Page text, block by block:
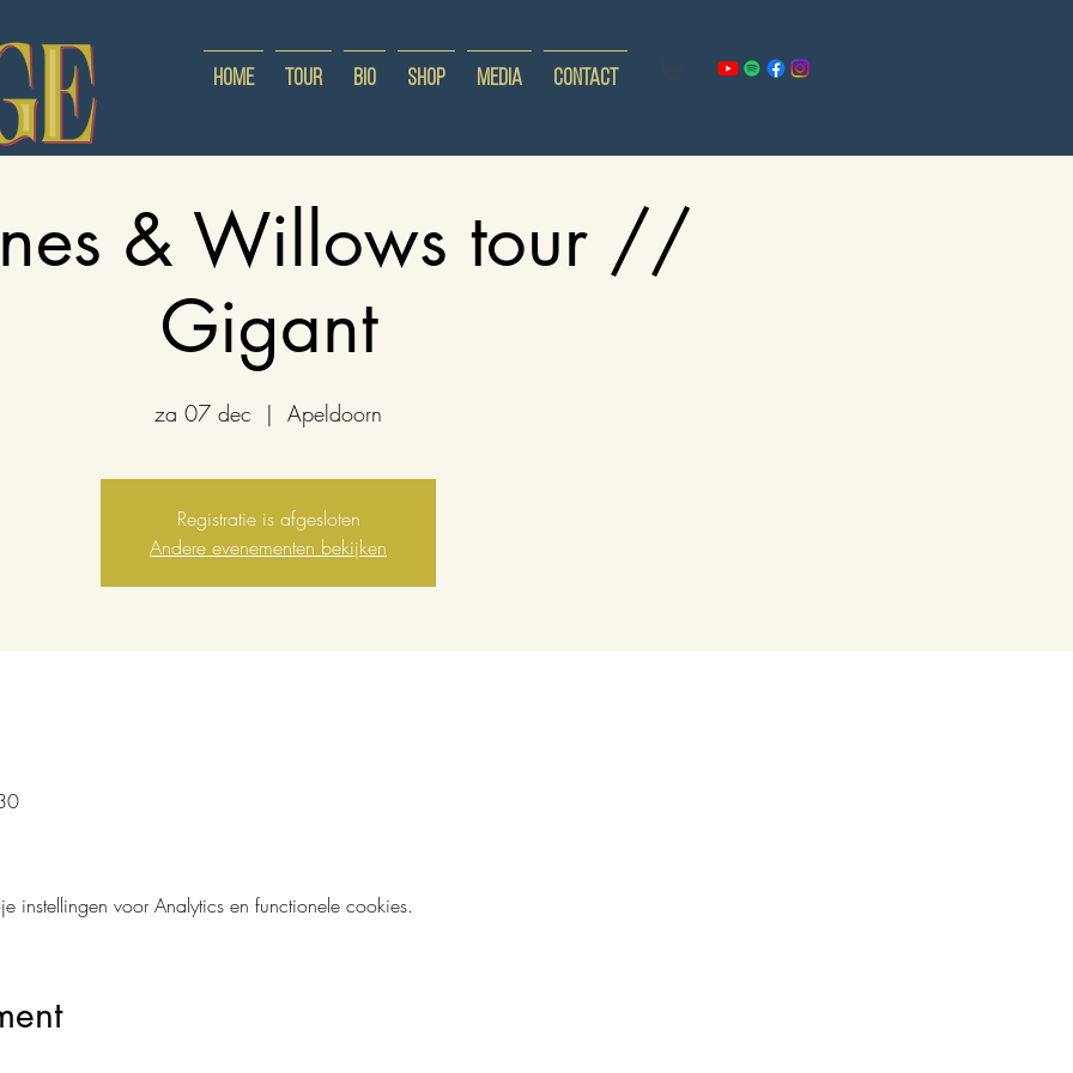
Home Tour Bio Shop Media Contact
& Willows tour //
Gigant
za 07 dec
  |
Apeldoorn
Registratie is afgesloten
Andere evenementen bekijken
instellingen voor Analytics en functionele cookies.